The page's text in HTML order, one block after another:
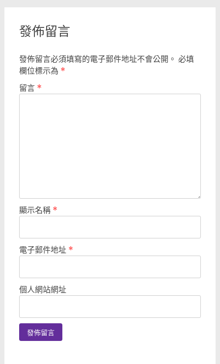
發佈留言
發佈留言必須填寫的電子郵件地址不會公開。 必填
欄位標示為 *
留言 *
顯示名稱 *
電子郵件地址 *
個人網站網址